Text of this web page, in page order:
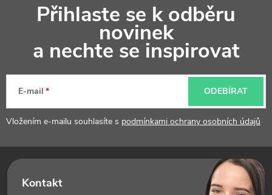
a
Přihlaste se k odběru
novinek
a nechte se inspirovat
E-mail
Vložením e-mailu souhlasíte s podmínkami ochrany osobních údajů
ODEBÍRAT